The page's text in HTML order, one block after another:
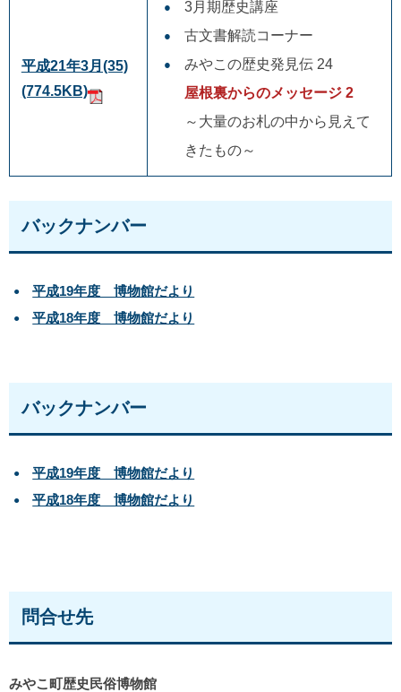
平成21年3月(35)
(774.5KB)
3月期歴史講座
古文書解読コーナー
みやこの歴史発見伝 24
屋根裏からのメッセージ 2
～大量のお札の中から見えて
きたもの～
バックナンバー
平成19年度 博物館だより
平成18年度 博物館だより
バックナンバー
平成19年度 博物館だより
平成18年度 博物館だより
問合せ先
みやこ町歴史民俗博物館